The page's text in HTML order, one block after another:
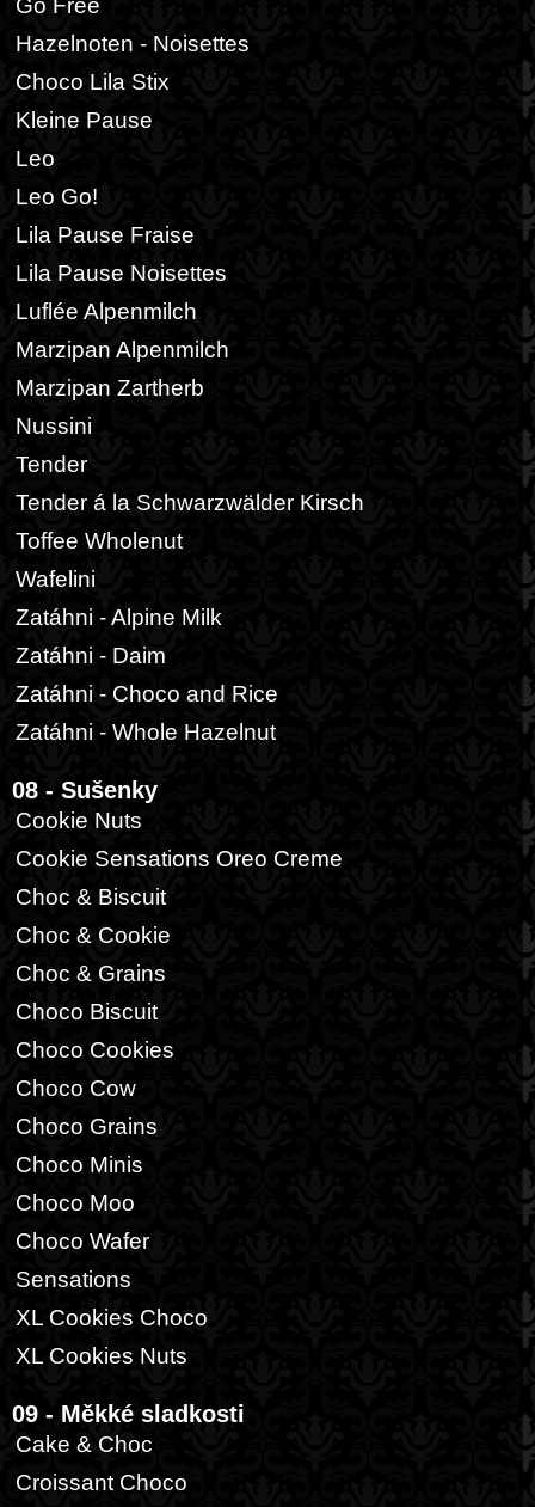
Go Free
Hazelnoten - Noisettes
Choco Lila Stix
Kleine Pause
Leo
Leo Go!
Lila Pause Fraise
Lila Pause Noisettes
Luflée Alpenmilch
Marzipan Alpenmilch
Marzipan Zartherb
Nussini
Tender
Tender á la Schwarzwälder Kirsch
Toffee Wholenut
Wafelini
Zatáhni - Alpine Milk
Zatáhni - Daim
Zatáhni - Choco and Rice
Zatáhni - Whole Hazelnut
08 - Sušenky
Cookie Nuts
Cookie Sensations Oreo Creme
Choc & Biscuit
Choc & Cookie
Choc & Grains
Choco Biscuit
Choco Cookies
Choco Cow
Choco Grains
Choco Minis
Choco Moo
Choco Wafer
Sensations
XL Cookies Choco
XL Cookies Nuts
09 - Měkké sladkosti
Cake & Choc
Croissant Choco